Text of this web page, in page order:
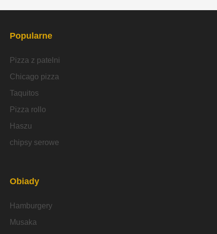
Popularne
Pizza z patelni
Chicago pizza
Taquitos
Pizza rollo
Haszu
chipsy serowe
Obiady
Hamburgery
Musaka